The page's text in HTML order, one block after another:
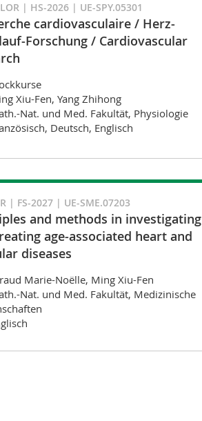
| HS-2026 | UE-SPY.05301
cardiovasculaire / Herz-
Forschung / Cardiovascular
Xiu-Fen, Yang Zhihong
Nat. und Med. Fakultät, Physiologie
Deutsch, Englisch
| FS-2027 | UE-SME.07203
and methods in investigating
age-associated heart and
diseases
Marie-Noëlle, Ming Xiu-Fen
Nat. und Med. Fakultät, Medizinische